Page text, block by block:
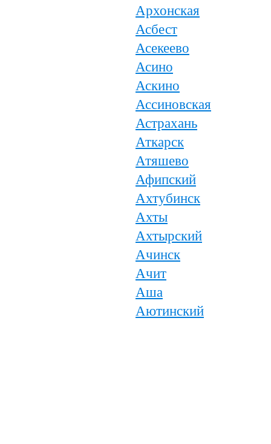
Архонская
Асбест
Асекеево
Асино
Аскино
Ассиновская
Астрахань
Аткарск
Атяшево
Афипский
Ахтубинск
Ахты
Ахтырский
Ачинск
Ачит
Аша
Аютинский